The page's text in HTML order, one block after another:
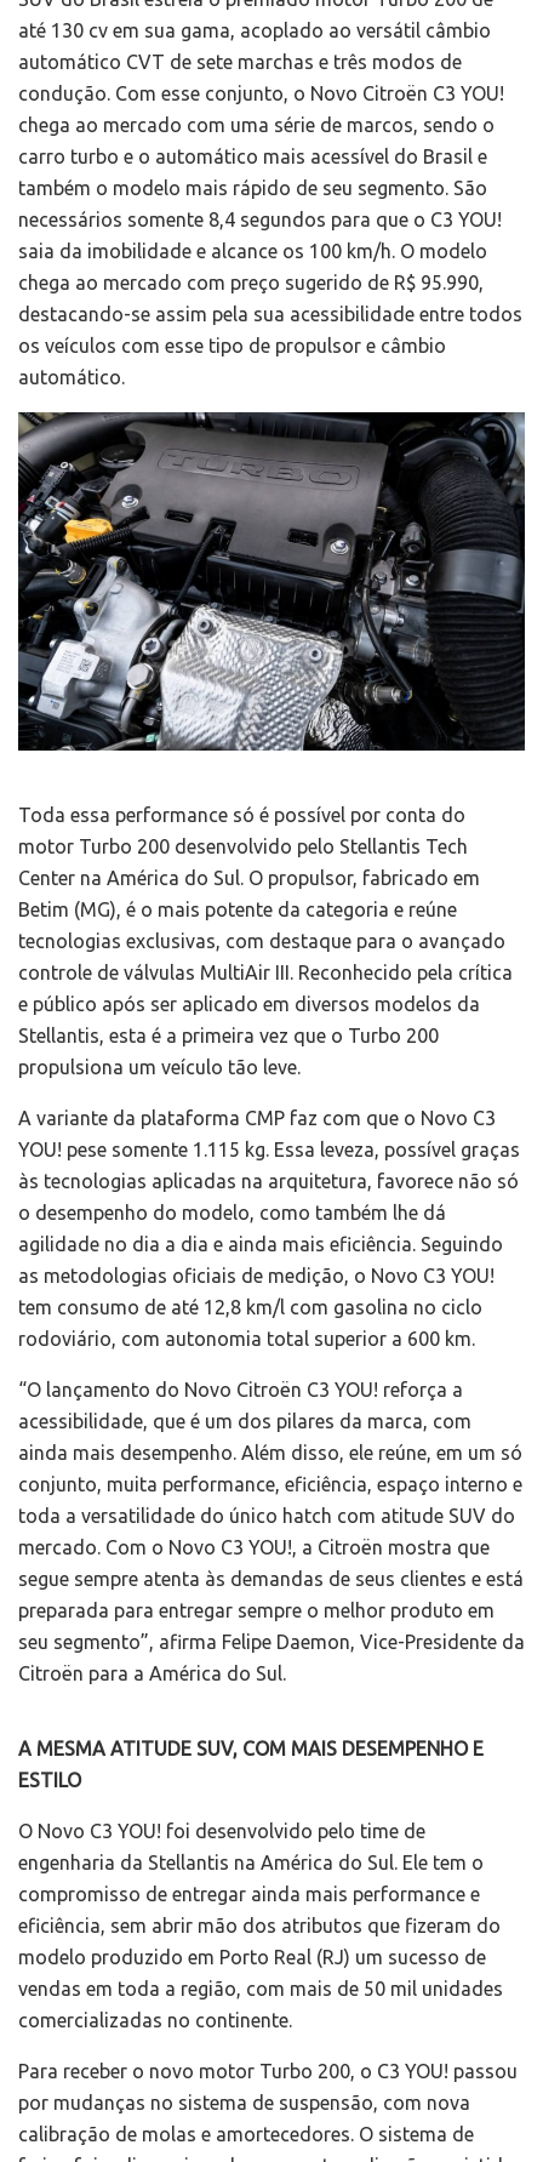
até 130 cv em sua gama, acoplado ao versátil câmbio
automático CVT de sete marchas e três modos de
condução. Com esse conjunto, o Novo Citroën C3 YOU!
chega ao mercado com uma série de marcos, sendo o
carro turbo e o automático mais acessível do Brasil e
também o modelo mais rápido de seu segmento. São
necessários somente 8,4 segundos para que o C3 YOU!
saia da imobilidade e alcance os 100 km/h. O modelo
chega ao mercado com preço sugerido de R$ 95.990,
destacando-se assim pela sua acessibilidade entre todos
os veículos com esse tipo de propulsor e câmbio
automático.
Toda essa performance só é possível por conta do
motor Turbo 200 desenvolvido pelo Stellantis Tech
Center na América do Sul. O propulsor, fabricado em
Betim (MG), é o mais potente da categoria e reúne
tecnologias exclusivas, com destaque para o avançado
controle de válvulas MultiAir III. Reconhecido pela crítica
e público após ser aplicado em diversos modelos da
Stellantis, esta é a primeira vez que o Turbo 200
propulsiona um veículo tão leve.
A variante da plataforma CMP faz com que o Novo C3
YOU! pese somente 1.115 kg. Essa leveza, possível graças
às tecnologias aplicadas na arquitetura, favorece não só
o desempenho do modelo, como também lhe dá
agilidade no dia a dia e ainda mais eficiência. Seguindo
as metodologias oficiais de medição, o Novo C3 YOU!
tem consumo de até 12,8 km/l com gasolina no ciclo
rodoviário, com autonomia total superior a 600 km.
“O lançamento do Novo Citroën C3 YOU! reforça a
acessibilidade, que é um dos pilares da marca, com
ainda mais desempenho. Além disso, ele reúne, em um só
conjunto, muita performance, eficiência, espaço interno e
toda a versatilidade do único hatch com atitude SUV do
mercado. Com o Novo C3 YOU!, a Citroën mostra que
segue sempre atenta às demandas de seus clientes e está
preparada para entregar sempre o melhor produto em
seu segmento”, afirma Felipe Daemon, Vice-Presidente da
Citroën para a América do Sul.
A MESMA ATITUDE SUV, COM MAIS DESEMPENHO E
ESTILO
O Novo C3 YOU! foi desenvolvido pelo time de
engenharia da Stellantis na América do Sul. Ele tem o
compromisso de entregar ainda mais performance e
eficiência, sem abrir mão dos atributos que fizeram do
modelo produzido em Porto Real (RJ) um sucesso de
vendas em toda a região, com mais de 50 mil unidades
comercializadas no continente.
Para receber o novo motor Turbo 200, o C3 YOU! passou
por mudanças no sistema de suspensão, com nova
calibração de molas e amortecedores. O sistema de